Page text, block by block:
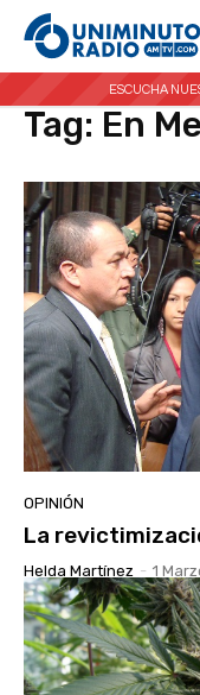
ESCUCHA
Inicio Etiquetas En
Tag: En
OPINIÓN
La
Helda Martínez - 1